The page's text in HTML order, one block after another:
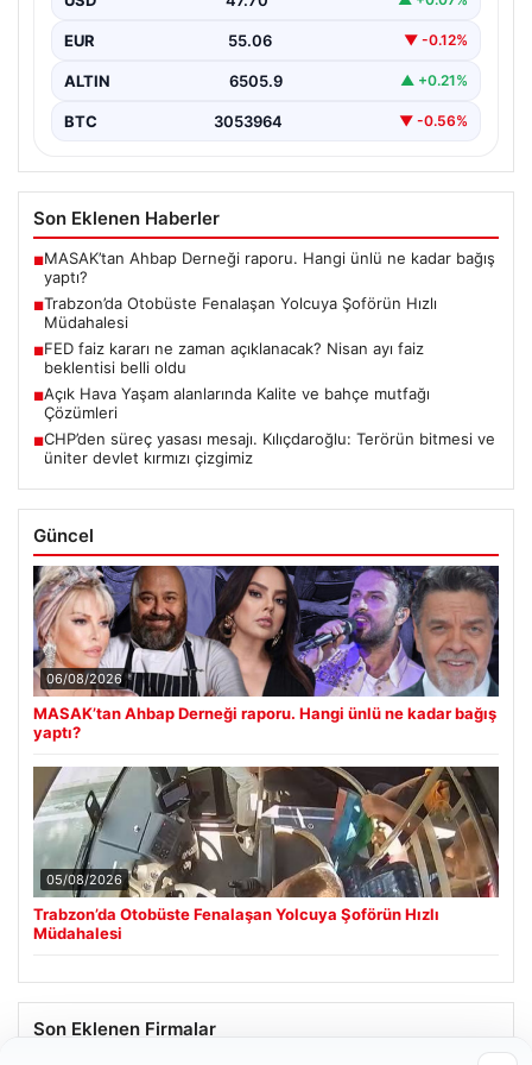
Erdoğan’ın…
EUR 55.06 ▼ -0.12%
ALTIN 6505.9 ▲ +0.21%
BTC 3053964 ▼ -0.56%
Son Eklenen Haberler
■MASAK’tan Ahbap Derneği raporu. Hangi ünlü ne kadar bağış
yaptı?
■Trabzon’da Otobüste Fenalaşan Yolcuya Şoförün Hızlı
Müdahalesi
■FED faiz kararı ne zaman açıklanacak? Nisan ayı faiz
beklentisi belli oldu
■Açık Hava Yaşam alanlarında Kalite ve bahçe mutfağı
Çözümleri
■CHP’den süreç yasası mesajı. Kılıçdaroğlu: Terörün bitmesi ve
üniter devlet kırmızı çizgimiz
Güncel
06/08/2026
MASAK’tan Ahbap Derneği raporu. Hangi ünlü ne kadar bağış
yaptı?
05/08/2026
Trabzon’da Otobüste Fenalaşan Yolcuya Şoförün Hızlı
Müdahalesi
Son Eklenen Firmalar